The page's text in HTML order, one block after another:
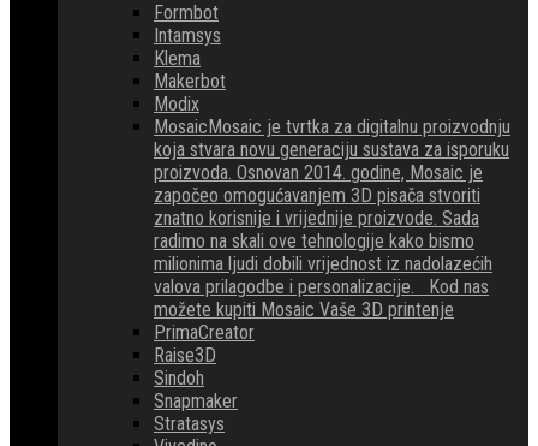
Formbot
Intamsys
Klema
Makerbot
Modix
MosaicMosaic je tvrtka za digitalnu proizvodnju
koja stvara novu generaciju sustava za isporuku
proizvoda. Osnovan 2014. godine, Mosaic je
započeo omogućavanjem 3D pisača stvoriti
znatno korisnije i vrijednije proizvode. Sada
radimo na skali ove tehnologije kako bismo
milionima ljudi dobili vrijednost iz nadolazećih
valova prilagodbe i personalizacije. Kod nas
možete kupiti Mosaic Vaše 3D printenje
PrimaCreator
Raise3D
Sindoh
Snapmaker
Stratasys